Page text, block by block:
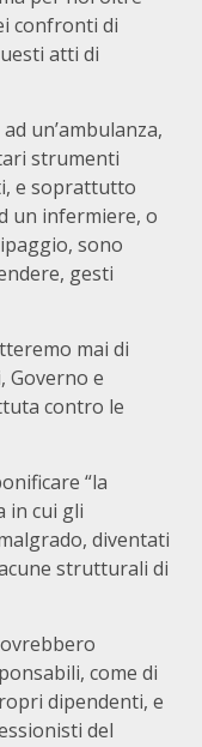
confronti di
atti di
un’ambulanza,
strumenti
e soprattutto
un infermiere, o
sono
gesti
mai di
Governo e
contro le
“la
in cui gli
diventati
strutturali di
come di
dipendenti, e
del